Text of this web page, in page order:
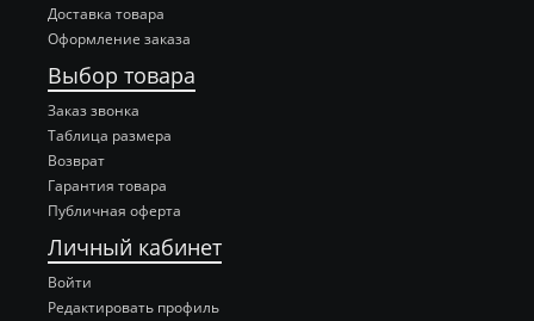
Доставка товара
Оформление заказа
Выбор товара
Заказ звонка
Таблица размера
Возврат
Гарантия товара
Публичная оферта
Личный кабинет
Войти
Редактировать профиль